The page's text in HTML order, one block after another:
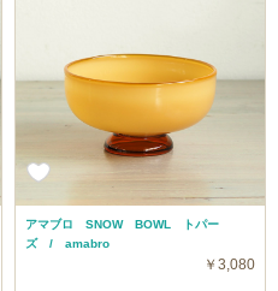
アマブロ SNOW BOWL トパー
ズ / amabro
￥3,080